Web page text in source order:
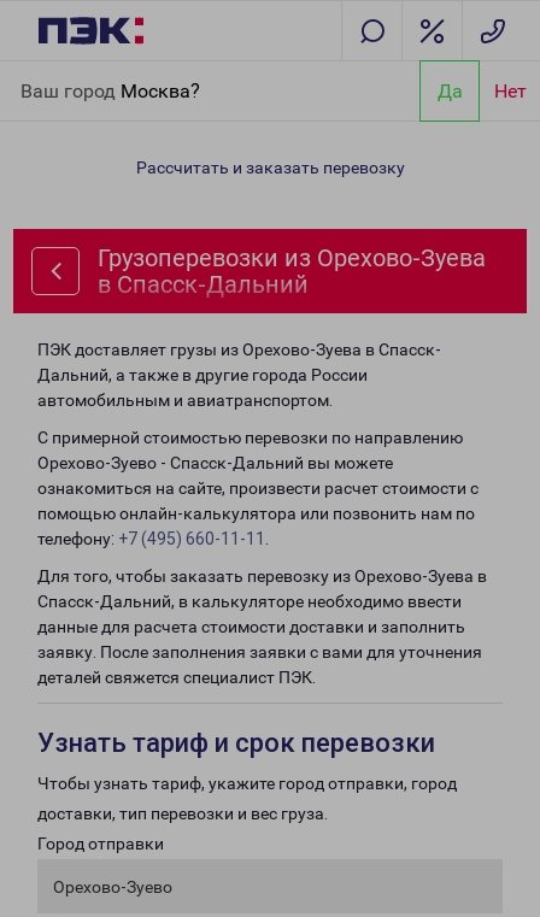
Ваш город Москва? Да Нет
Спасск-Дальний
Рассчитать и заказать перевозку
Грузоперевозки из Орехово-Зуева
в Спасск-Дальний
ПЭК доставляет грузы из Орехово-Зуева в Спасск-
Дальний, а также в другие города России
автомобильным и авиатранспортом.
С примерной стоимостью перевозки по направлению
Орехово-Зуево - Спасск-Дальний вы можете
ознакомиться на сайте, произвести расчет стоимости с
помощью онлайн-калькулятора или позвонить нам по
телефону: +7 (495) 660-11-11
Для того, чтобы заказать перевозку из Орехово-Зуева в
Спасск-Дальний, в калькуляторе необходимо ввести
данные для расчета стоимости доставки и заполнить
заявку. После заполнения заявки с вами для уточнения
деталей свяжется специалист ПЭК.
Узнать тариф и срок перевозки
Чтобы узнать тариф, укажите город отправки, город
доставки, тип перевозки и вес груза.
Город отправки
Орехово-Зуево